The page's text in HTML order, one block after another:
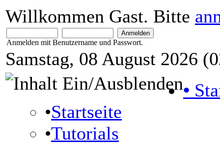
Willkommen Gast. Bitte
Anmelden mit Benutzername und Passwort.
Samstag, 08 August 2026
•
•Startseite
•Tutorials